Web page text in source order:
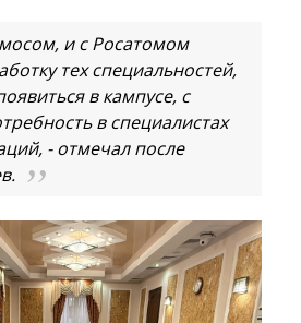
и с Росатомом
тех специальностей,
в кампусе, с
в специалистах
- отмечал после